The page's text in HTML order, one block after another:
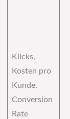
Klicks,
Kosten pro
Kunde,
Conversion
Rate